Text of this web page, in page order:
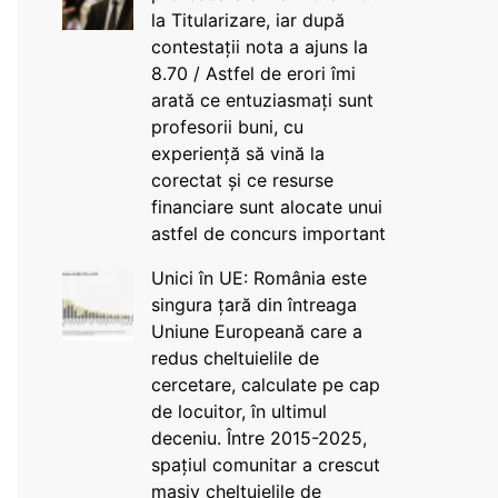
la Titularizare, iar după
contestații nota a ajuns la
8.70 / Astfel de erori îmi
arată ce entuziasmați sunt
profesorii buni, cu
experiență să vină la
corectat și ce resurse
financiare sunt alocate unui
astfel de concurs important
Unici în UE: România este
singura țară din întreaga
Uniune Europeană care a
redus cheltuielile de
cercetare, calculate pe cap
de locuitor, în ultimul
deceniu. Între 2015-2025,
spațiul comunitar a crescut
masiv cheltuielile de